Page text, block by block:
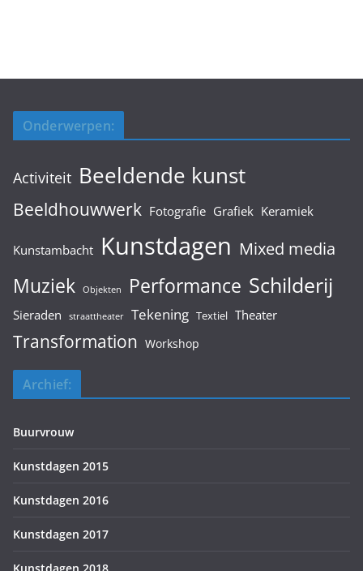
Onderwerpen:
Activiteit Beeldende kunst
Beeldhouwwerk Fotografie Grafiek Keramiek
Kunstambacht Kunstdagen Mixed media
Muziek Objekten Performance Schilderij
Sieraden straattheater Tekening Textiel Theater
Transformation Workshop
Archief:
Buurvrouw
Kunstdagen 2015
Kunstdagen 2016
Kunstdagen 2017